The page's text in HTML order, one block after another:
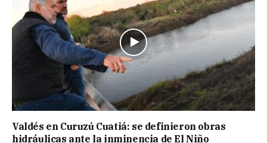
Valdés en Curuzú Cuatiá: se definieron obras
hidráulicas ante la inminencia de El Niño